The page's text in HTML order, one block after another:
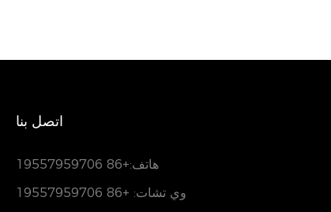
اتصل بنا
هاتف:+86 19557959706
وي تشات: +86 19557959706